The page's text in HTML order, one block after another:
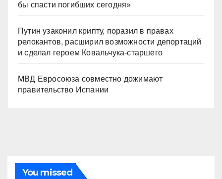
бы спасти погибших сегодня»
Путин узаконил крипту, поразил в правах
релокантов, расширил возможности депортаций
и сделал героем Ковальчука-старшего
МВД Евросоюза совместно дожимают
правительство Испании
You missed